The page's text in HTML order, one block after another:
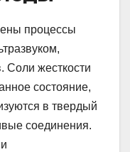
процессы
Соли жесткости
состояние,
в твердый
соединения.